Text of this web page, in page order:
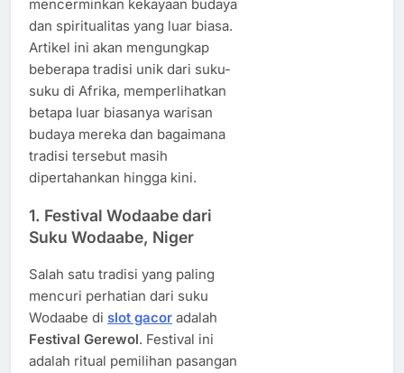
mencerminkan kekayaan budaya
dan spiritualitas yang luar biasa.
Artikel ini akan mengungkap
beberapa tradisi unik dari suku-
suku di Afrika, memperlihatkan
betapa luar biasanya warisan
budaya mereka dan bagaimana
tradisi tersebut masih
dipertahankan hingga kini.
1. Festival Wodaabe dari
Suku Wodaabe, Niger
Salah satu tradisi yang paling
mencuri perhatian dari suku
Wodaabe di slot gacor adalah
Festival Gerewol. Festival ini
adalah ritual pemilihan pasangan